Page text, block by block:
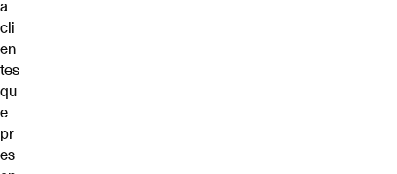
a
cli
en
tes
qu
e
pr
es